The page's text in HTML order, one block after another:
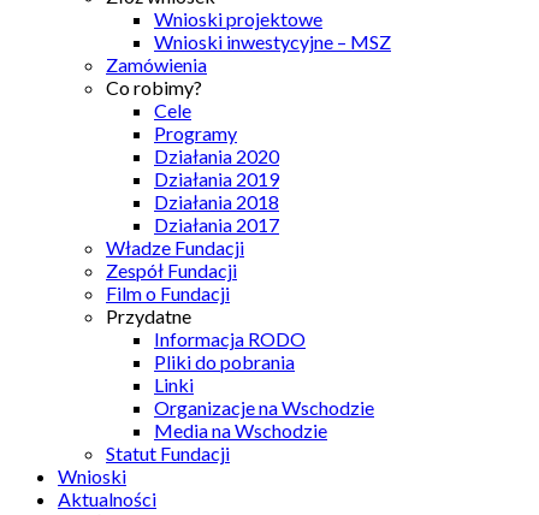
Wnioski projektowe
Wnioski inwestycyjne – MSZ
Zamówienia
Co robimy?
Cele
Programy
Działania 2020
Działania 2019
Działania 2018
Działania 2017
Władze Fundacji
Zespół Fundacji
Film o Fundacji
Przydatne
Informacja RODO
Pliki do pobrania
Linki
Organizacje na Wschodzie
Media na Wschodzie
Statut Fundacji
Wnioski
Aktualności